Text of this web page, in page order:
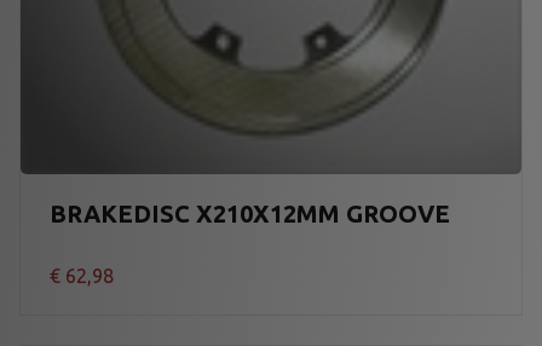
BRAKEDISC X210X12MM GROOVE
€ 62,98